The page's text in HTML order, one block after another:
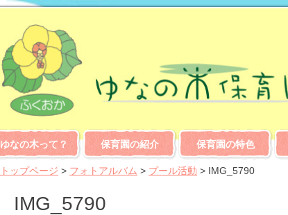
ゆなの木って？ 保育園の紹介 保育園の特色
トップページ > フォトアルバム > プール活動 > IMG_5790
IMG_5790